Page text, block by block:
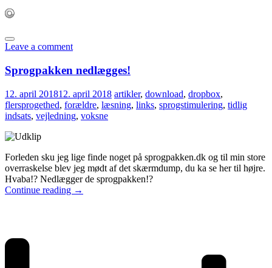
Leave a comment
Sprogpakken nedlægges!
12. april 201812. april 2018 artikler, download, dropbox,
flersprogethed, forældre, læsning, links, sprogstimulering, tidlig
indsats, vejledning, voksne
Forleden sku jeg lige finde noget på sprogpakken.dk og til min store
overraskelse blev jeg mødt af det skærmdump, du ka se her til højre.
Hvaba!? Nedlægger de sprogpakken!?
Continue reading →